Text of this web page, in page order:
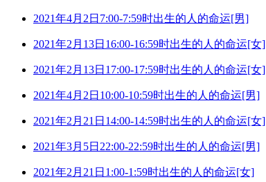
2021年4月2日7:00-7:59时出生的人的命运[男]
2021年2月13日16:00-16:59时出生的人的命运[女]
2021年2月13日17:00-17:59时出生的人的命运[女]
2021年4月2日10:00-10:59时出生的人的命运[男]
2021年2月21日14:00-14:59时出生的人的命运[女]
2021年3月5日22:00-22:59时出生的人的命运[男]
2021年2月21日1:00-1:59时出生的人的命运[女]